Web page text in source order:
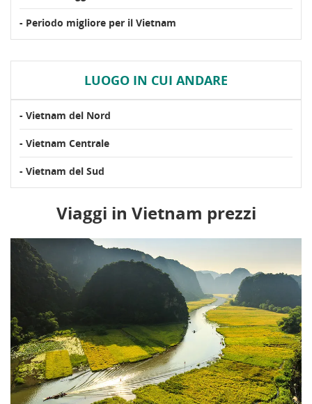
- Periodo migliore per il Vietnam
LUOGO IN CUI ANDARE
- Vietnam del Nord
- Vietnam Centrale
- Vietnam del Sud
Viaggi in Vietnam prezzi